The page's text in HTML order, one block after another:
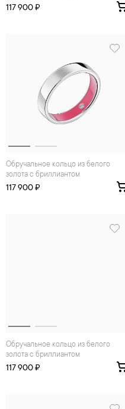
117 900 ₽
Обручальное кольцо из белого
золота с бриллиантом
117 900 ₽
Обручальное кольцо из белого
золота с бриллиантом
117 900 ₽